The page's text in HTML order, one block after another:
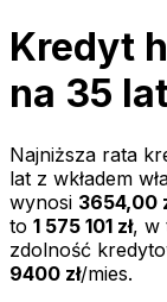
Kredyt
na 35
Najniższa rata
lat z wkładem
wynosi 3654,00
to 1 575 101 zł, w
zdolność
9400 zł/mies.